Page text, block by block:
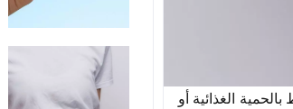
الغذائية أو